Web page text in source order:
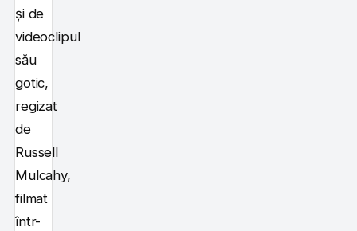
și de
videoclipul
său
gotic,
regizat
de
Russell
Mulcahy,
filmat
într-